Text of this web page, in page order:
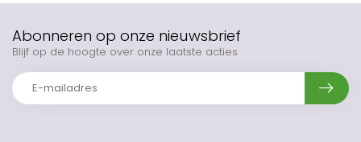
Abonneren op onze nieuwsbrief
Blijf op de hoogte over onze laatste acties